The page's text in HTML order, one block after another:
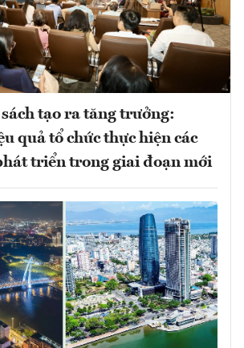
tạo ra tăng trưởng:
quả tổ chức thực hiện các
triển trong giai đoạn mới